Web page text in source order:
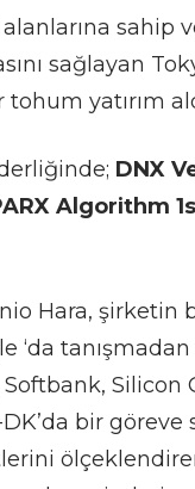
sahip
sağlayan
yatırım
DNX
Algorithm
Hara, şirketin
‘da
Silicon
bir